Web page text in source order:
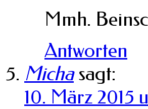
Mmh.
Antworten
Micha sagt:
10. März 2015